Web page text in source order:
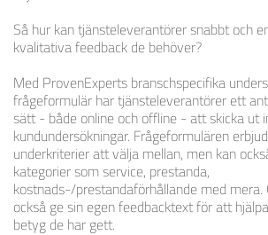
Så hur kan tjänsteleverantörer snabbt och
kvalitativa feedback de behöver?
Med ProvenExperts branschspecifika
frågeformulär har tjänsteleverantörer ett
sätt - både online och offline - att skicka ut
kundundersökningar. Frågeformulären
underkriterier att välja mellan, men kan
kategorier som service, prestanda,
kostnads-/prestandaförhållande med mera.
också ge sin egen feedbacktext för att
betyg de har gett.